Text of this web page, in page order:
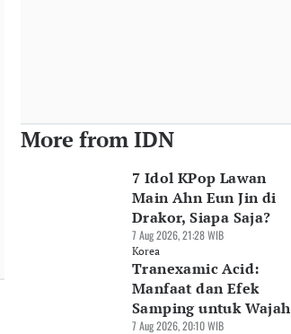
More from IDN
7 Idol KPop Lawan
Main Ahn Eun Jin di
Drakor, Siapa Saja?
7 Aug 2026, 21:28 WIB
Korea
Tranexamic Acid:
Manfaat dan Efek
Samping untuk Wajah
7 Aug 2026, 20:10 WIB